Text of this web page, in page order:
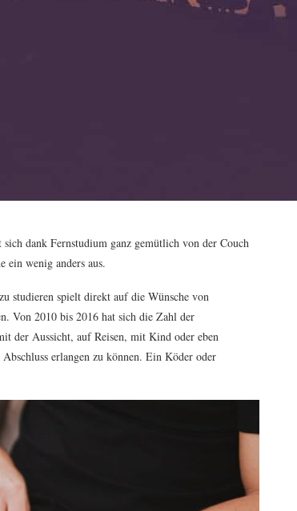
dank Fernstudium ganz gemütlich von der Couch
ein wenig anders aus.
studieren spielt direkt auf die Wünsche von
Von 2010 bis 2016 hat sich die Zahl der
der Aussicht, auf Reisen, mit Kind oder eben
erlangen zu können. Ein Köder oder